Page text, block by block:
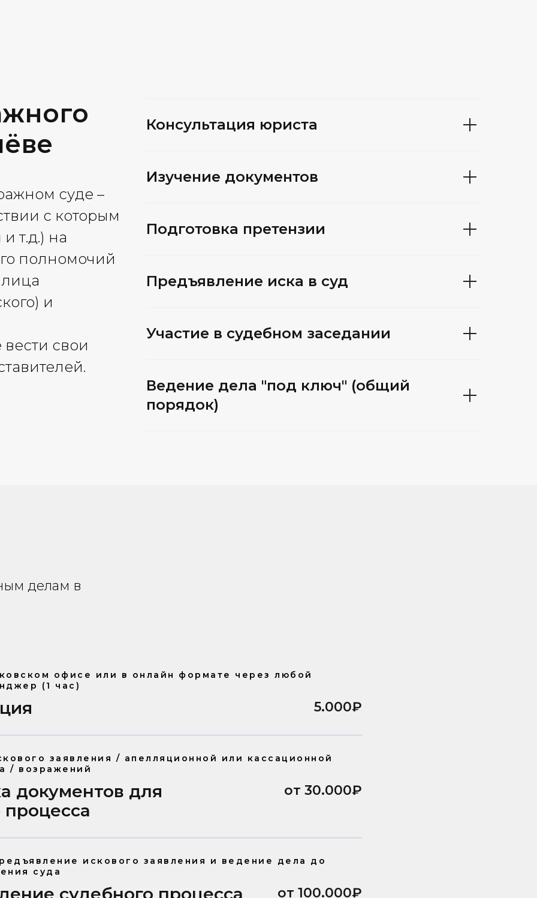
суде –
с которым
т.д.) на
полномочий
лица
и
свои
Консультация юриста
Изучение документов
Подготовка претензии
Предъявление иска в суд
Участие в судебном заседании
Ведение дела "под ключ" (общий
порядок)
делам в
офисе или в онлайн формате через любой
(1 час)
5.000₽
заявления / апелляционной или кассационной
/ возражений
документов для
процесса
от 30.000₽
искового заявления и ведение дела до
суда
судебного процесса от 100.000₽